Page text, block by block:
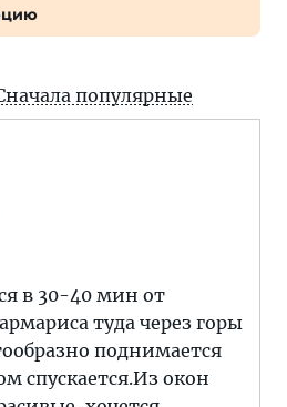
популярные
в 30-40 мин от
туда через горы
поднимается
спускается.Из окон